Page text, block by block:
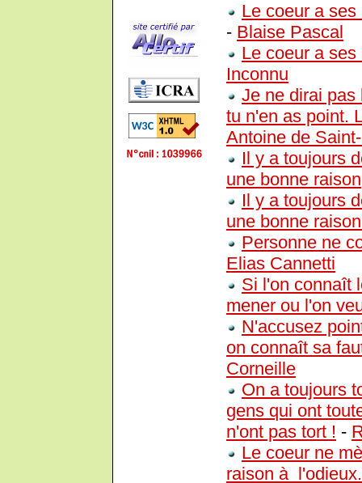
Le coeur a
- Blaise Pascal
Le coeur a
Inconnu
Je ne dirai pas
tu n'en as point.
Antoine de
Il y a toujours
une bonne
Il y a toujours
une bonne
Personne ne
Elias Cannetti
Si l'on connaît
mener ou l'on
N'accusez
on connaît sa
Corneille
On a toujours
gens qui ont
n'ont pas tort ! -
Le coeur ne
raison à l'odieux.